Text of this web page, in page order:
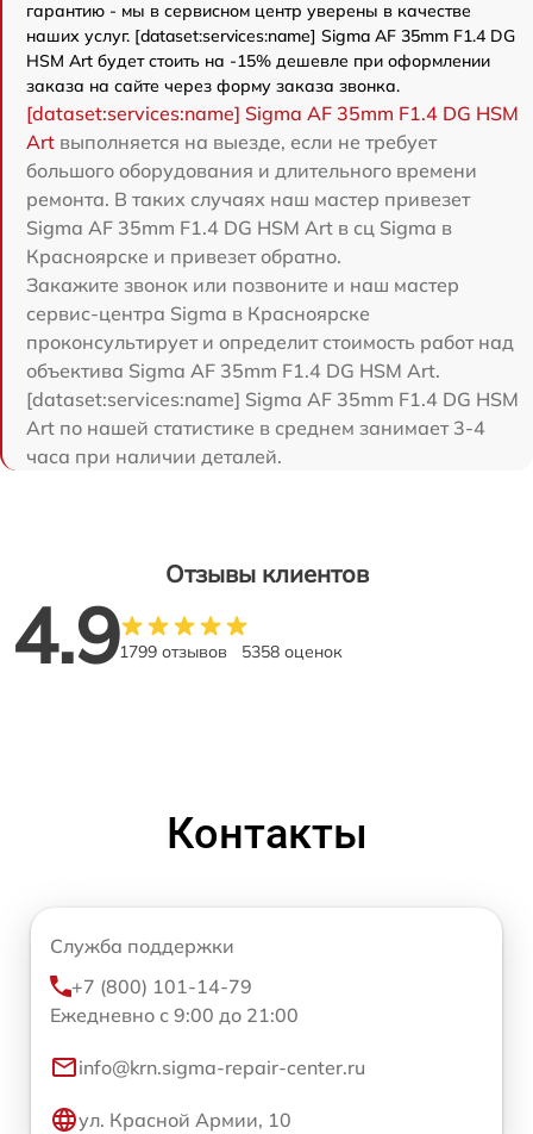
гарантию - мы в сервисном центр уверены в качестве
наших услуг. [dataset:services:name] Sigma AF 35mm F1.4 DG
HSM Art будет стоить на -15% дешевле при оформлении
заказа на сайте через форму заказа звонка.
[dataset:services:name] Sigma AF 35mm F1.4 DG HSM
Art выполняется на выезде, если не требует
большого оборудования и длительного времени
ремонта. В таких случаях наш мастер привезет
Sigma AF 35mm F1.4 DG HSM Art в сц Sigma в
Красноярске и привезет обратно.
Закажите звонок или позвоните и наш мастер
сервис-центра Sigma в Красноярске
проконсультирует и определит стоимость работ над
объектива Sigma AF 35mm F1.4 DG HSM Art.
[dataset:services:name] Sigma AF 35mm F1.4 DG HSM
Art по нашей статистике в среднем занимает 3-4
часа при наличии деталей.
Отзывы клиентов
4.91799 отзывов 5358 оценок
Контакты
Служба поддержки
+7 (800) 101-14-79
Ежедневно с 9:00 до 21:00
info@krn.sigma-repair-center.ru
ул. Красной Армии, 10